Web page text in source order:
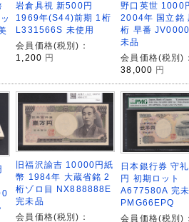
岩倉具視 新500円
1969年(S44)前期 1桁
L331566S 未使用
会員価格(税別)：
1,200 円
野口英世 1000
2004年 国立銘
桁 早番
未品
会員価格(税別)：
38,000 円
旧福沢諭吉 10000円紙
幣 1984年 大蔵省銘 2
桁ゾロ目 NX888888E
完未品
会員価格(税別)：
日本銀行券 守
円 初期ロット
A677580A 完
PMG66EPQ
会員価格(税別)：